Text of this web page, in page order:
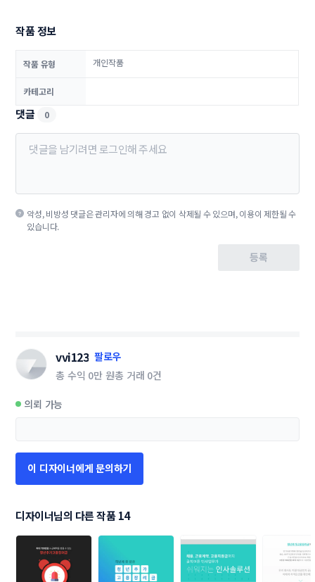
작품 정보
작품 유형 개인작품
카테고리
댓글 0
악성, 비방성 댓글은 관리자에 의해 경고 없이 삭제될 수 있으며, 이용이 제한될 수
있습니다.
등록
vvi123 팔로우
총 수익 0만 원총 거래 0건
의뢰 가능
이 디자이너에게 문의하기
디자이너님의 다른 작품 14